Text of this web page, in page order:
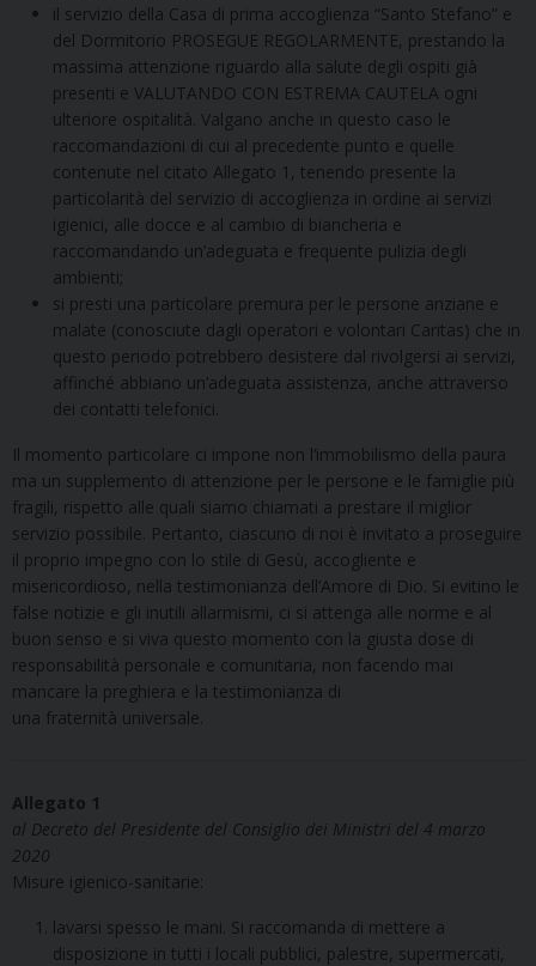
il servizio della Casa di prima accoglienza “Santo Stefano” e
del Dormitorio PROSEGUE REGOLARMENTE, prestando la
massima attenzione riguardo alla salute degli ospiti già
presenti e VALUTANDO CON ESTREMA CAUTELA ogni
ulteriore ospitalità. Valgano anche in questo caso le
raccomandazioni di cui al precedente punto e quelle
contenute nel citato Allegato 1, tenendo presente la
particolarità del servizio di accoglienza in ordine ai servizi
igienici, alle docce e al cambio di biancheria e
raccomandando un’adeguata e frequente pulizia degli
ambienti;
si presti una particolare premura per le persone anziane e
malate (conosciute dagli operatori e volontari Caritas) che in
questo periodo potrebbero desistere dal rivolgersi ai servizi,
affinché abbiano un’adeguata assistenza, anche attraverso
dei contatti telefonici.
Il momento particolare ci impone non l’immobilismo della paura
ma un supplemento di attenzione per le persone e le famiglie più
fragili, rispetto alle quali siamo chiamati a prestare il miglior
servizio possibile. Pertanto, ciascuno di noi è invitato a proseguire
il proprio impegno con lo stile di Gesù, accogliente e
misericordioso, nella testimonianza dell’Amore di Dio. Si evitino le
false notizie e gli inutili allarmismi, ci si attenga alle norme e al
buon senso e si viva questo momento con la giusta dose di
responsabilità personale e comunitaria, non facendo mai
mancare la preghiera e la testimonianza di
una fraternità universale.
Allegato 1
al Decreto del Presidente del Consiglio dei Ministri del 4 marzo
2020
Misure igienico-sanitarie:
lavarsi spesso le mani. Si raccomanda di mettere a
disposizione in tutti i locali pubblici, palestre, supermercati,